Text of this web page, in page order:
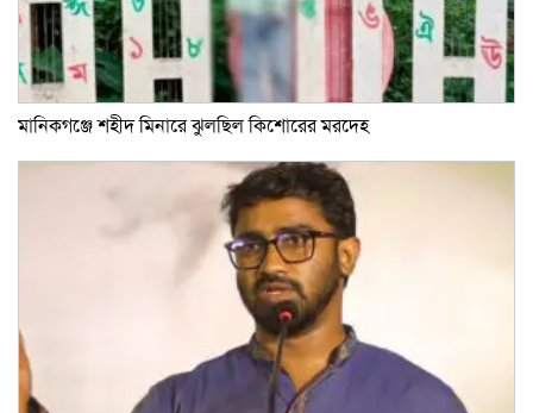
মানিকগঞ্জে শহীদ মিনারে ঝুলছিল কিশোরের মরদেহ